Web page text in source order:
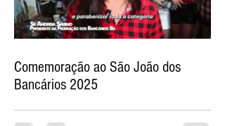
Comemoração ao São João dos
Bancários 2025